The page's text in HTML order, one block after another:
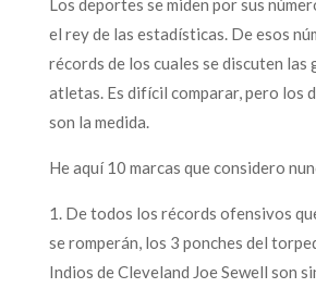
Los deportes se miden por sus
el rey de las estadísticas. De esos
récords de los cuales se discuten las
atletas. Es difícil comparar, pero los
son la medida.
He aquí 10 marcas que considero
1. De todos los récords ofensivos
se romperán, los 3 ponches del
Indios de Cleveland Joe Sewell son